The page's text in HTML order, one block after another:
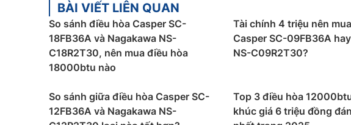
BÀI VIẾT LIÊN QUAN
So sánh điều hòa Casper SC-
18FB36A và Nagakawa NS-
C18R2T30, nên mua điều hòa
18000btu nào
Tài chính 4 triệu nên
Casper SC-09FB36A
NS-C09R2T30?
So sánh giữa điều hòa Casper SC-
12FB36A và Nagakawa NS-
Top 3 điều hòa
khúc giá 6 triệu đồng